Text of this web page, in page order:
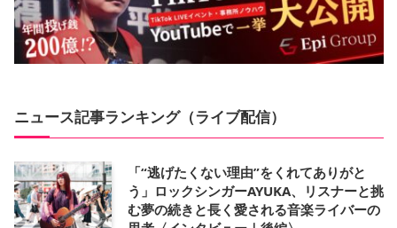
ニュース記事ランキング（ライブ配信）
「“逃げたくない理由”をくれてありがと
う」ロックシンガーAYUKA、リスナーと挑
む夢の続きと長く愛される音楽ライバーの